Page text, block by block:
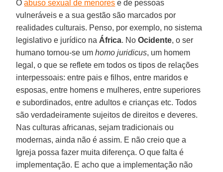
Oabuso sexual de menores e de pessoas
vulneráveis e a sua gestão são marcados por
realidades culturais. Penso, por exemplo, no sistema
legislativo e jurídico na África. NoOcidente, o ser
humano tornou-se umhomo juridicus, um homem
legal, o que se reflete em todos os tipos de relações
interpessoais: entre pais e filhos, entre maridos e
esposas, entre homens e mulheres, entre superiores
e subordinados, entre adultos e crianças etc. Todos
são verdadeiramente sujeitos de direitos e deveres.
Nas culturas africanas, sejam tradicionais ou
modernas, ainda não é assim. E não creio que a
Igreja possa fazer muita diferença. O que falta é
implementação. E acho que a implementação não